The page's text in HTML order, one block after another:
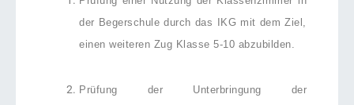
der Begerschule durch das IKG mit dem Ziel,
einen weiteren Zug Klasse 5-10 abzubilden.
Prüfung der Unterbringung der